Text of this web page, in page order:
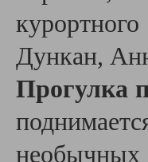
Дункан,
Прогулка
необычных